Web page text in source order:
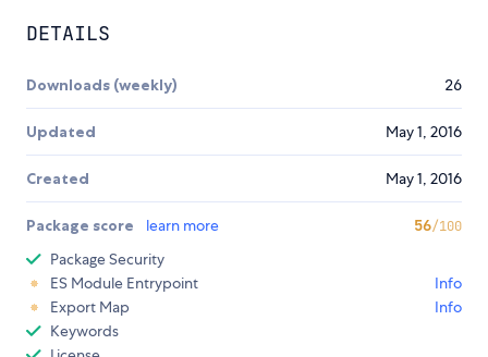
DETAILS
Downloads (weekly) 26
Updated May 1, 2016
Created May 1, 2016
Package score learn more 56/100
Package Security
ES Module Entrypoint
Info
Export Map
Info
Keywords